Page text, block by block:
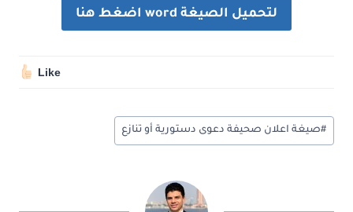
لتحميل الصيغة word اضغط هنا
Like
وسوم
المقال:
#صيغة اعلان صحيفة دعوى دستورية أو تنازع